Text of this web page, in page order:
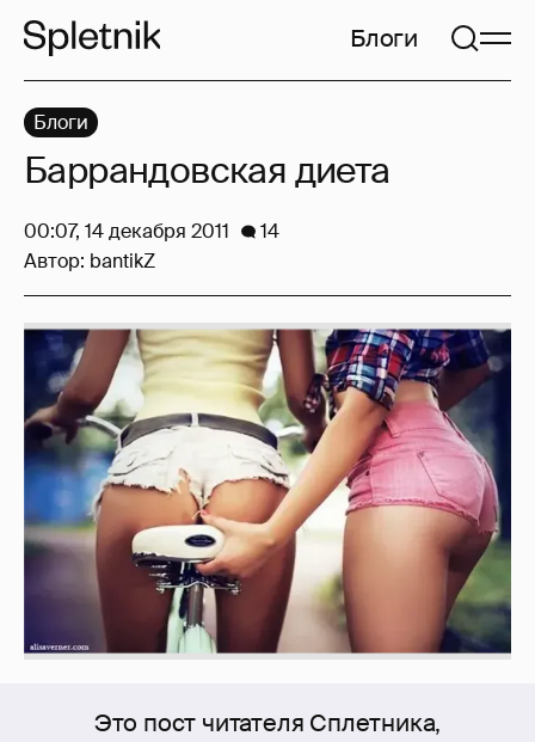
Блоги
Это пост читателя Сплетника,
Блоги
Баррандовская диета
00:07, 14 декабря 2011
14
Автор: bantikZ